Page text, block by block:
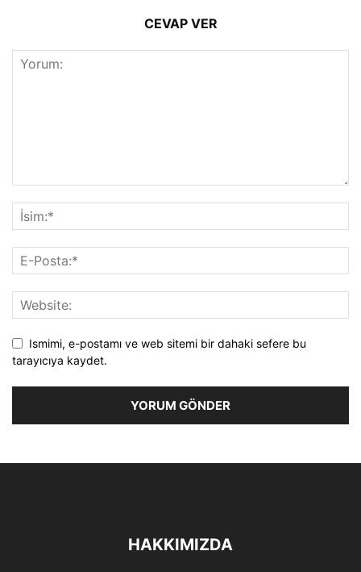
CEVAP VER
Ismimi, e-postamı ve web sitemi bir dahaki sefere bu
tarayıcıya kaydet.
HAKKIMIZDA